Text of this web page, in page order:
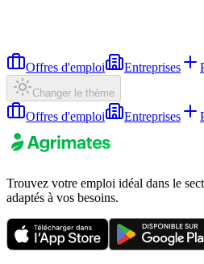
Offres d'emploi Entreprises
Changer le thème
Offres d'emploi Entreprises
Trouvez votre emploi idéal dans le
adaptés à vos besoins.